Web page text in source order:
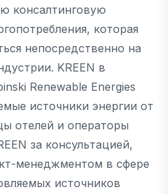
консалтинговую
которая
непосредственно на
KREEN в
Renewable Energies
источники энергии от
отелей и операторы
за консультацией,
менеджментом в сфере
источников